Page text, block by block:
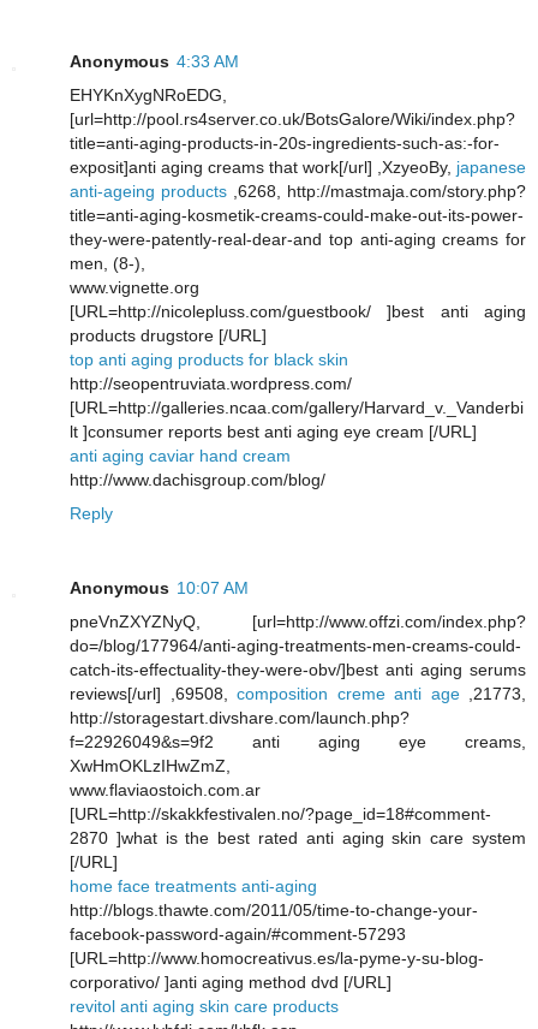
Anonymous 4:33 AM
EHYKnXygNRoEDG,
[url=http://pool.rs4server.co.uk/BotsGalore/Wiki/index.php?
title=anti-aging-products-in-20s-ingredients-such-as:-for-
exposit]anti aging creams that work[/url] ,XzyeoBy, japanese
anti-ageing products ,6268, http://mastmaja.com/story.php?
title=anti-aging-kosmetik-creams-could-make-out-its-power-
they-were-patently-real-dear-and top anti-aging creams for
men, (8-),
www.vignette.org
[URL=http://nicolepluss.com/guestbook/ ]best anti aging
products drugstore [/URL]
top anti aging products for black skin
http://seopentruviata.wordpress.com/
[URL=http://galleries.ncaa.com/gallery/Harvard_v._Vanderbi
lt ]consumer reports best anti aging eye cream [/URL]
anti aging caviar hand cream
http://www.dachisgroup.com/blog/
Reply
Anonymous 10:07 AM
pneVnZXYZNyQ, [url=http://www.offzi.com/index.php?
do=/blog/177964/anti-aging-treatments-men-creams-could-
catch-its-effectuality-they-were-obv/]best anti aging serums
reviews[/url] ,69508, composition creme anti age,21773,
http://storagestart.divshare.com/launch.php?
f=22926049&s=9f2 anti aging eye creams,
XwHmOKLzIHwZmZ,
www.flaviaostoich.com.ar
[URL=http://skakkfestivalen.no/?page_id=18#comment-
2870 ]what is the best rated anti aging skin care system
[/URL]
home face treatments anti-aging
http://blogs.thawte.com/2011/05/time-to-change-your-
facebook-password-again/#comment-57293
[URL=http://www.homocreativus.es/la-pyme-y-su-blog-
corporativo/ ]anti aging method dvd [/URL]
revitol anti aging skin care products